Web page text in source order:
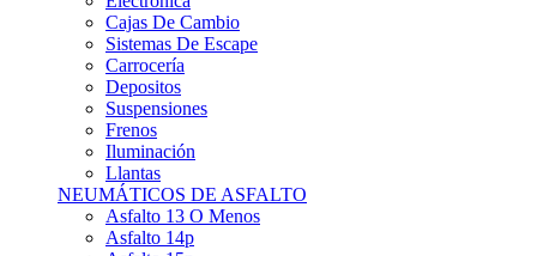
Cajas De Cambio
Sistemas De Escape
Carrocería
Depositos
Suspensiones
Frenos
Iluminación
Llantas
NEUMÁTICOS DE ASFALTO
Asfalto 13 O Menos
Asfalto 14p